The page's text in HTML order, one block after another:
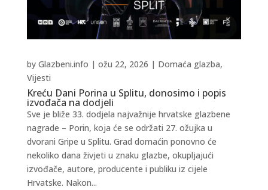
Kreću Dani Porina u Splitu, donosimo i popis
izvođača na dodjeli
by Glazbeni.info | ožu 22, 2026 | Domaća glazba,
Vijesti
Sve je bliže 33. dodjela najvažnije hrvatske glazbene
nagrade – Porin, koja će se održati 27. ožujka u
dvorani Gripe u Splitu. Grad domaćin ponovno će
nekoliko dana živjeti u znaku glazbe, okupljajući
izvođače, autore, producente i publiku iz cijele
Hrvatske. Nakon...